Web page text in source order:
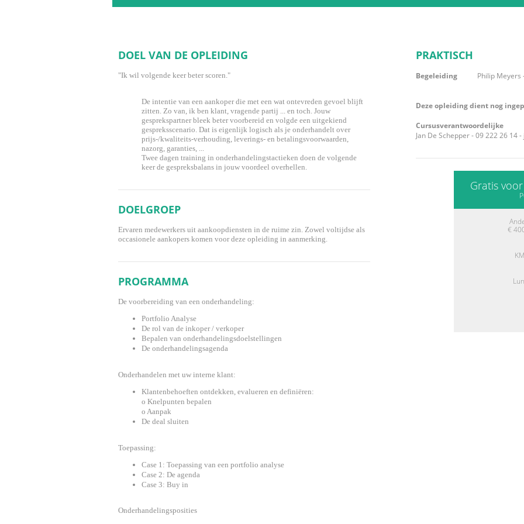
DOEL VAN DE OPLEIDING
"Ik wil volgende keer beter scoren."
De intentie van een aankoper die met een wat ontevreden gevoel blijft
zitten. Zo van, ik ben klant, vragende partij ... en toch. Jouw
gesprekspartner bleek beter voorbereid en volgde een uitgekiend
gespreksscenario. Dat is eigenlijk logisch als je onderhandelt over
prijs-/kwaliteits-verhouding, leverings- en betalingsvoorwaarden,
nazorg, garanties, ...
Twee dagen training in onderhandelingstactieken doen de volgende
keer de gespreksbalans in jouw voordeel overhellen.
DOELGROEP
Ervaren medewerkers uit aankoopdiensten in de ruime zin. Zowel voltijdse als
occasionele aankopers komen voor deze opleiding in aanmerking.
PROGRAMMA
De voorbereiding van een onderhandeling:
Portfolio Analyse
De rol van de inkoper / verkoper
Bepalen van onderhandelingsdoelstellingen
De onderhandelingsagenda
Onderhandelen met uw interne klant:
Klantenbehoeften ontdekken, evalueren en definiëren:
o Knelpunten bepalen
o Aanpak
De deal sluiten
Toepassing:
Case 1: Toepassing van een portfolio analyse
Case 2: De agenda
Case 3: Buy in
Onderhandelingsposities
PRAKTISCH
Begeleiding Philip Meyers
Deze opleiding dient nog
Cursusverantwoordelijke
Jan De Schepper - 09 222 26 14 -
Gratis
€